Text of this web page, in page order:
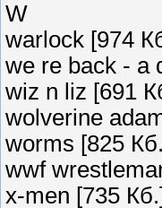
W
warlock [974
we re back - a
wiz n liz [691
wolverine
worms [825
wwf
x-men [735 Кб.]